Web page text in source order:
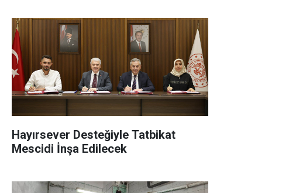
Hayırsever Desteğiyle Tatbikat
Mescidi İnşa Edilecek